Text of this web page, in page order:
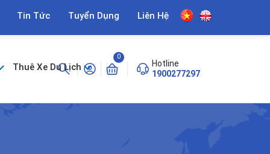
Tin Tức Tuyển Dụng Liên Hệ
Thuê Xe Du Lịch
0
Hotline
1900277297